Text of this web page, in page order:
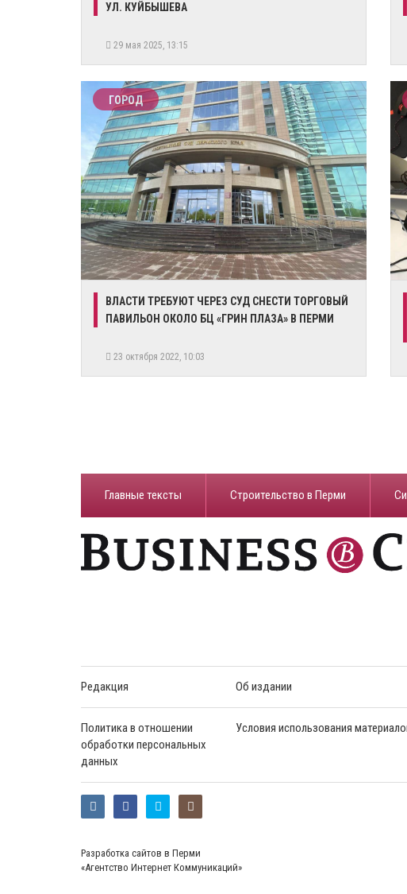
УЛ. КУЙБЫШЕВА
29 мая 2025, 13:15
ГОРОД
​ВЛАСТИ ТРЕБУЮТ ЧЕРЕЗ СУД СНЕСТИ ТОРГОВЫЙ
ПАВИЛЬОН ОКОЛО БЦ «ГРИН ПЛАЗА» В ПЕРМИ
23 октября 2022, 10:03
Главные тексты Строительство в Перми
Редакция Об издании
Политика в отношении
обработки персональных
данных
Условия использования
Разработка сайтов в Перми
«Агентство Интернет Коммуникаций»